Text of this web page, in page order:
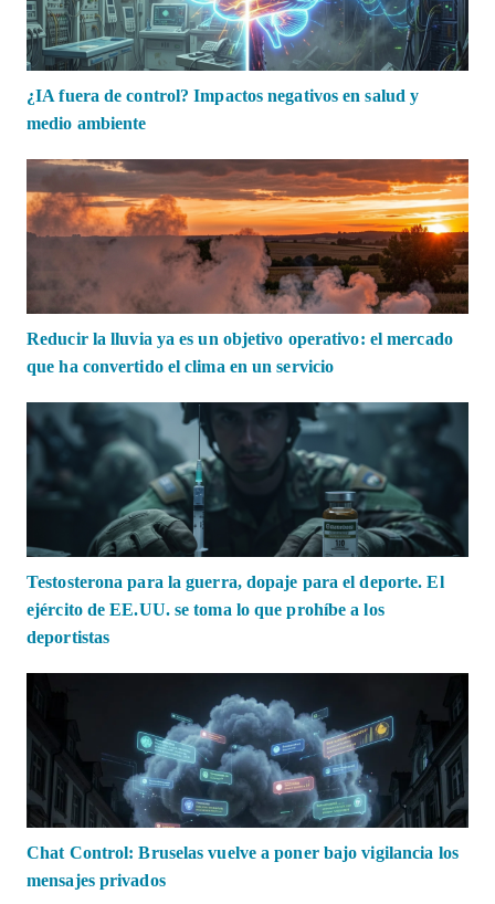
¿IA fuera de control? Impactos negativos en salud y
medio ambiente
Reducir la lluvia ya es un objetivo operativo: el mercado
que ha convertido el clima en un servicio
Testosterona para la guerra, dopaje para el deporte. El
ejército de EE.UU. se toma lo que prohíbe a los
deportistas
Chat Control: Bruselas vuelve a poner bajo vigilancia los
mensajes privados